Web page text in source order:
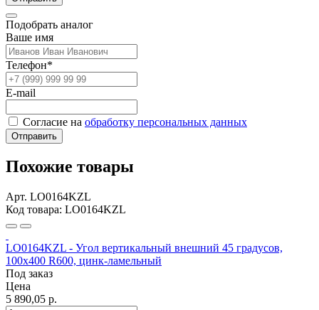
Подобрать аналог
Ваше имя
Телефон*
E-mail
Согласие на обработку персональных данных
Отправить
Похожие товары
Арт. LO0164KZL
Код товара: LO0164KZL
LO0164KZL - Угол вертикальный внешний 45 градусов,
100х400 R600, цинк-ламельный
Под заказ
Цена
5 890,05 р.